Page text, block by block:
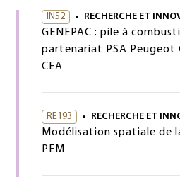
IN52 RECHERCHE ET
GENEPAC : pile à
partenariat PSA
CEA
RE193 RECHERCHE ET
Modélisation spatiale de
PEM